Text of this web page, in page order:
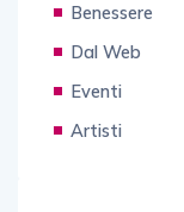
Benessere
Dal Web
Eventi
Artisti